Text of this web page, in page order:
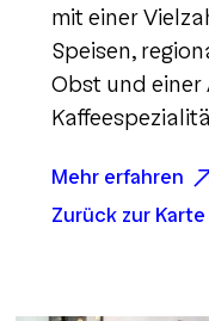
mit einer
Speisen,
Obst und einer
Mehr erfahren
Zurück zur Karte